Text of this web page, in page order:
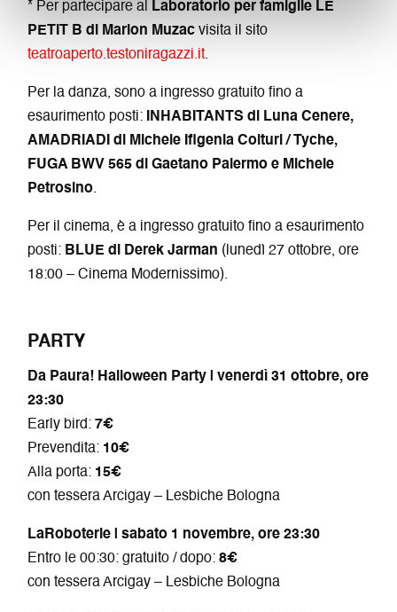
* Per partecipare al
Laboratorio per famiglie LE
PETIT B di Marion Muzac visita il sito
teatroaperto.testoniragazzi.it.
Per la danza, sono a ingresso gratuito fino a
esaurimento posti:
INHABITANTS di Luna Cenere,
AMADRIADI di Michele Ifigenia Colturi / Tyche,
FUGA BWV 565 di Gaetano Palermo e Michele
Petrosino.
Per il cinema, è a ingresso gratuito fino a esaurimento
posti: BLUE di Derek Jarman (lunedì 27 ottobre, ore
18:00 – Cinema Modernissimo).
PARTY
Da Paura! Halloween Party | venerdì 31 ottobre, ore
23:30
Early bird:7€
Prevendita: 10€
Alla porta: 15€
con tessera Arcigay – Lesbiche Bologna
LaRoboterie | sabato 1 novembre, ore 23:30
Entro le 00:30: gratuito / dopo:8€
con tessera Arcigay – Lesbiche Bologna